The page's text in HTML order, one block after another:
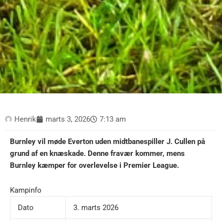
Henrik marts 3, 2026 7:13 am
Burnley vil møde Everton uden midtbanespiller J. Cullen på
grund af en knæskade. Denne fravær kommer, mens
Burnley kæmper for overlevelse i Premier League.
Kampinfo
Dato
3. marts 2026